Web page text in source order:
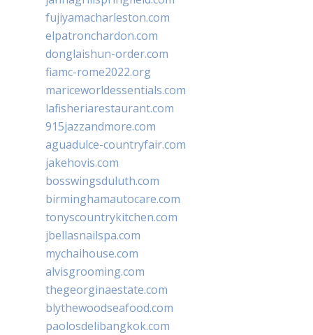
fujiyamacharleston.com
elpatronchardon.com
donglaishun-order.com
fiamc-rome2022.org
mariceworldessentials.com
lafisheriarestaurant.com
915jazzandmore.com
aguadulce-countryfair.com
jakehovis.com
bosswingsduluth.com
birminghamautocare.com
tonyscountrykitchen.com
jbellasnailspa.com
mychaihouse.com
alvisgrooming.com
thegeorginaestate.com
blythewoodseafood.com
paolosdelibangkok.com